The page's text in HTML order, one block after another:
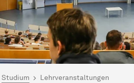
hier:
Studium Lehrveranstaltungen